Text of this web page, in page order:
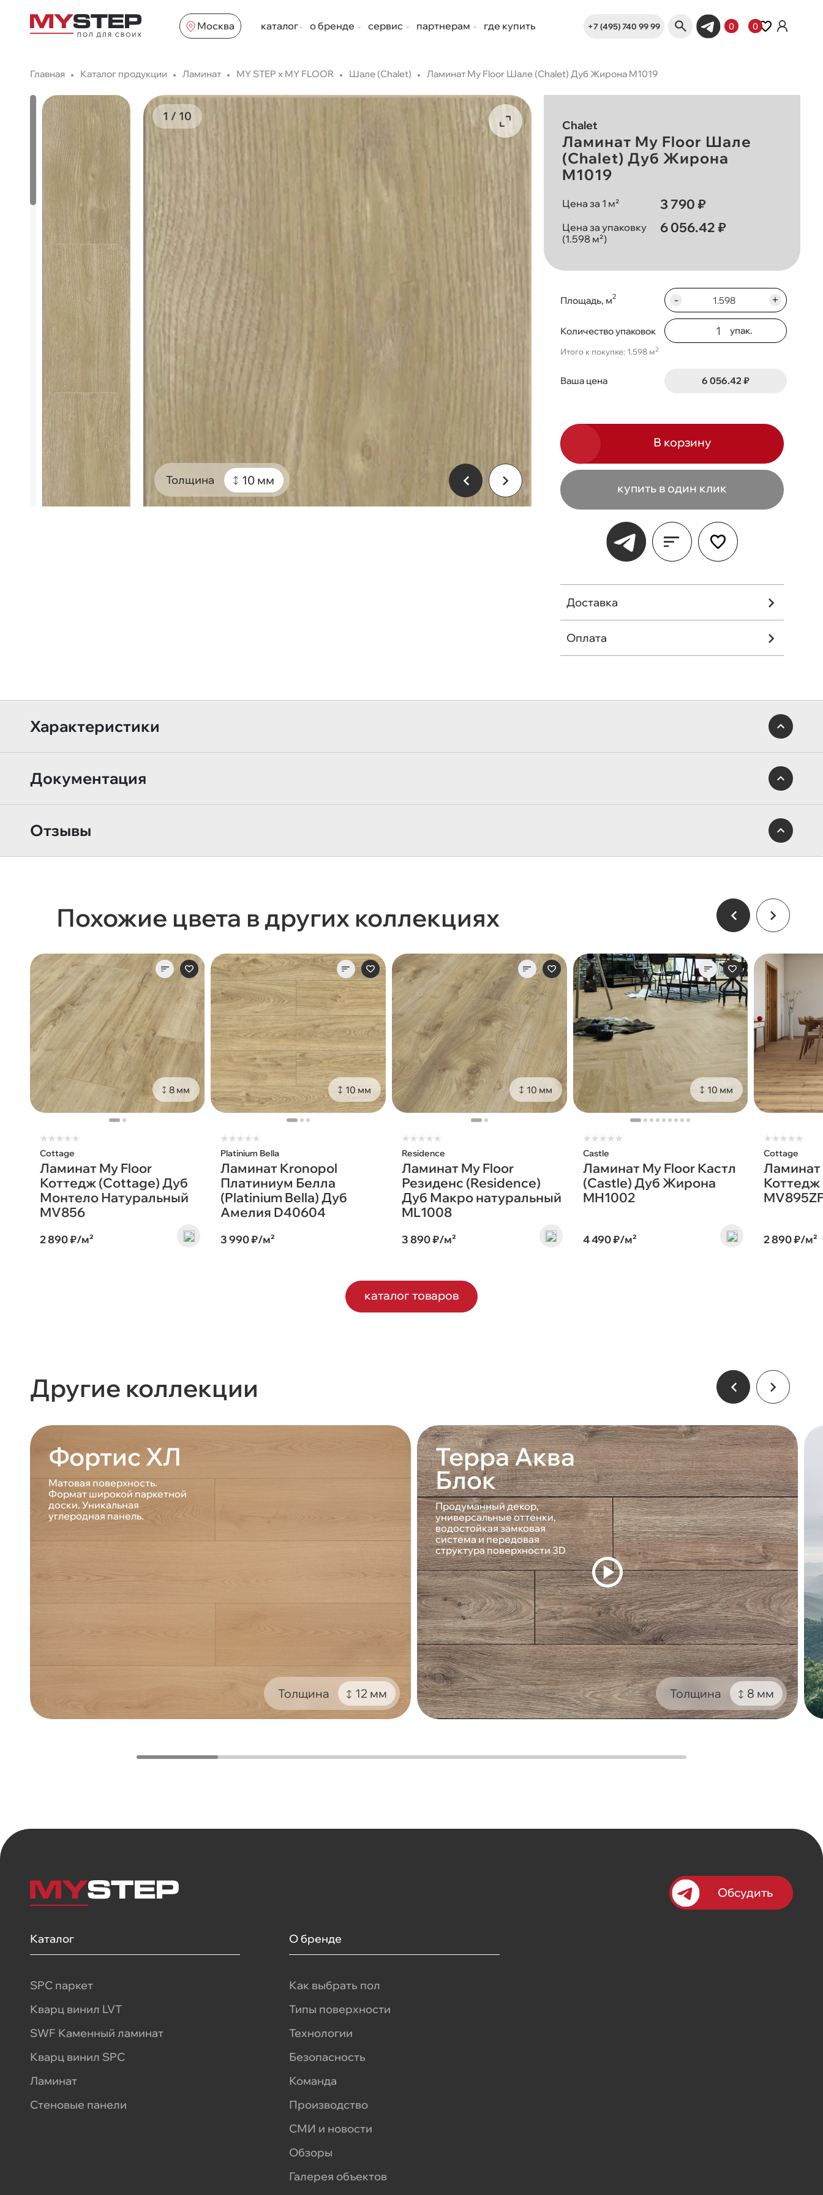
Москва каталог о бренде сервис партнерам где купить +7 (495) 740 99 99 0 0
Главная Каталог продукции Ламинат MY STEP х MY FLOOR Шале (Chalet) Ламинат My Floor Шале (Chalet) Дуб Жирона M1019
Chalet
Ламинат My Floor Шале
(Chalet) Дуб Жирона
M1019
Цена за 1 м² 3 790 ₽
Цена за упаковку
(1.598 м²)
6 056.42 ₽
Площадь, м2 - +
Количество упаковок упак.
Итого к покупке: 1.598 м2
Ваша цена 6 056.42 ₽
В корзину
купить в один клик
Доставка
Оплата
1 / 10
Толщина 10 мм
Характеристики
Документация
Отзывы
Похожие цвета в других коллекциях
8 мм
★★★★★
Cottage
Ламинат My Floor
Коттедж (Cottage) Дуб
Монтело Натуральный
MV856
2 890 ₽/м²
10 мм
★★★★★
Platinium Bella
Ламинат Kronopol
Платиниум Белла
(Platinium Bella) Дуб
Амелия D40604
3 990 ₽/м²
10 мм
★★★★★
Residence
Ламинат My Floor
Резиденс (Residence)
Дуб Макро натуральный
ML1008
3 890 ₽/м²
10 мм
★★★★★
Castle
Ламинат My Floor Кастл
(Castle) Дуб Жирона
MH1002
4 490 ₽/м²
★★★★★
Cottage
Ламинат
2 890 ₽/м²
каталог товаров
Другие коллекции
Фортис ХЛ
Матовая поверхность.
Формат широкой паркетной
доски. Уникальная
углеродная панель.
Толщина 12 мм
Терра Аква
Блок
Продуманный декор,
универсальные оттенки,
водостойкая замковая
система и передовая
структура поверхности 3D
Толщина 8 мм
Обсудить
Каталог
SPC паркет
Кварц винил LVT
SWF Каменный ламинат
Кварц винил SPC
Ламинат
Стеновые панели
О бренде
Как выбрать пол
Типы поверхности
Технологии
Безопасность
Команда
Производство
СМИ и новости
Обзоры
Галерея объектов